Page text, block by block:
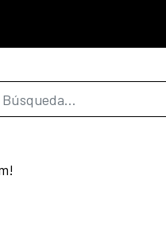
de búsqueda